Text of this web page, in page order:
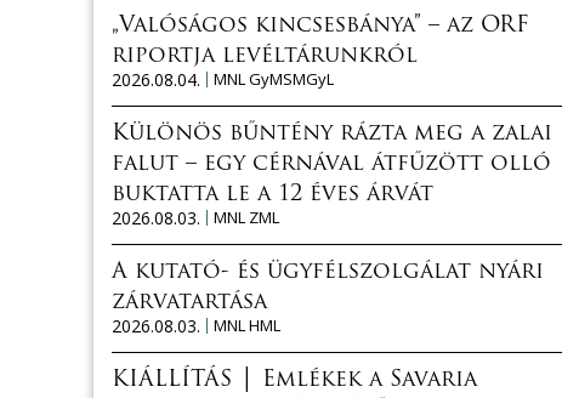
„Valóságos kincsesbánya” – az ORF
riportja levéltárunkról
2026.08.04.
MNL GyMSMGyL
Különös bűntény rázta meg a zalai
falut – egy cérnával átfűzött olló
buktatta le a 12 éves árvát
2026.08.03.
MNL ZML
A kutató- és ügyfélszolgálat nyári
zárvatartása
2026.08.03.
MNL HML
KIÁLLÍTÁS │ Emlékek a Savaria